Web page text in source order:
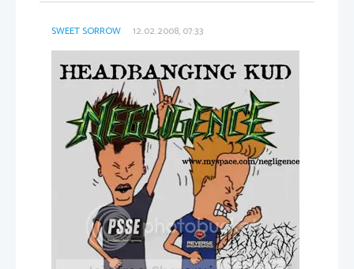
SWEET SORROW 12.02.2008, 07:33